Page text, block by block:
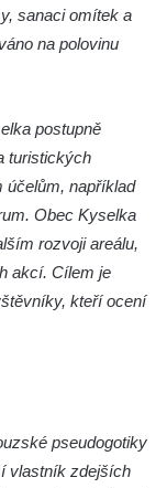
sanaci omítek a
na polovinu
postupně
turistických
účelům, například
Obec Kyselka
rozvoji areálu,
akcí. Cílem je
kteří ocení
pseudogotiky
vlastník zdejších